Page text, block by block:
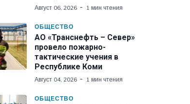
Август 06, 2026 1 мин чтения
ОБЩЕСТВО
АО «Транснефть – Север»
провело пожарно-
тактические учения в
Республике Коми
Август 04, 2026 1 мин чтения
ОБЩЕСТВО